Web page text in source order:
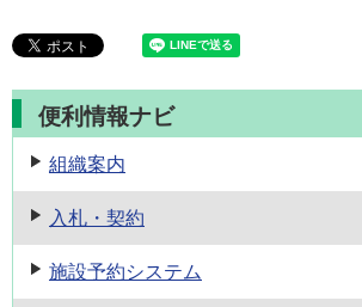
便利情報ナビ
組織案内
入札・契約
施設予約システム